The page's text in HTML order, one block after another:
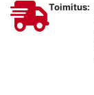
Toimitus: